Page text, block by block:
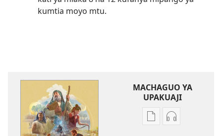
kumtia moyo mtu.
MACHAGUO YA
UPAKUAJI
MbinuMbinu